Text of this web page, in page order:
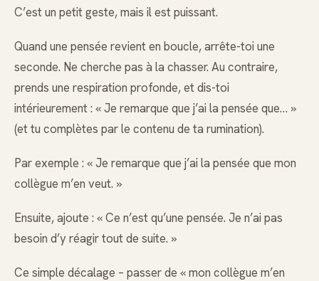
C’est un petit geste, mais il est puissant.
Quand une pensée revient en boucle, arrête-toi une
seconde. Ne cherche pas à la chasser. Au contraire,
prends une respiration profonde, et dis-toi
intérieurement : « Je remarque que j’ai la pensée que… »
(et tu complètes par le contenu de ta rumination).
Par exemple : « Je remarque que j’ai la pensée que mon
collègue m’en veut. »
Ensuite, ajoute : « Ce n’est qu’une pensée. Je n’ai pas
besoin d’y réagir tout de suite. »
Ce simple décalage – passer de « mon collègue m’en